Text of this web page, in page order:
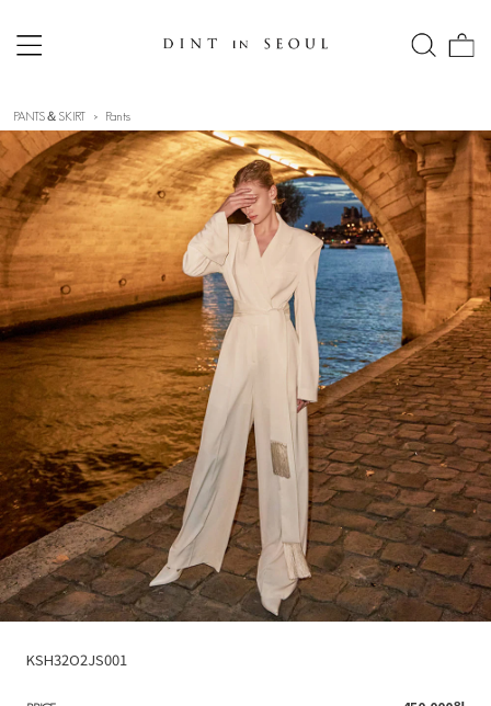
PANTS＆SKIRT Pants
KSH32O2JS001